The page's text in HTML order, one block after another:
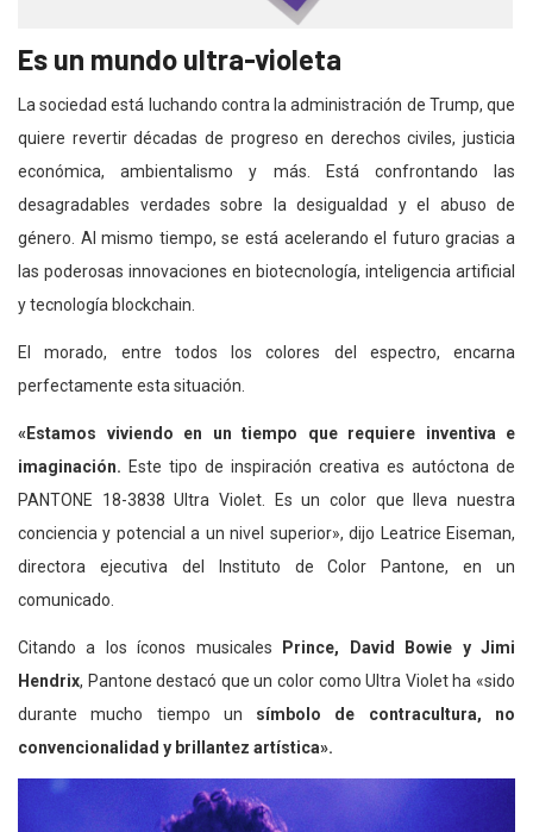
Es un mundo ultra-violeta
La sociedad está luchando contra la administración de Trump, que
quiere revertir décadas de progreso en derechos civiles, justicia
económica, ambientalismo y más. Está confrontando las
desagradables verdades sobre la desigualdad y el abuso de
género. Al mismo tiempo, se está acelerando el futuro gracias a
las poderosas innovaciones en biotecnología, inteligencia artificial
y tecnología blockchain.
El morado, entre todos los colores del espectro, encarna
perfectamente esta situación.
«Estamos viviendo en un tiempo que requiere inventiva e
imaginación. Este tipo de inspiración creativa es autóctona de
PANTONE 18-3838 Ultra Violet. Es un color que lleva nuestra
conciencia y potencial a un nivel superior», dijo Leatrice Eiseman,
directora ejecutiva del Instituto de Color Pantone, en un
comunicado.
Citando a los íconos musicales
Prince, David Bowie y Jimi
Hendrix, Pantone destacó que un color como Ultra Violet ha «sido
durante mucho tiempo un símbolo de contracultura, no
convencionalidad y brillantez artística».